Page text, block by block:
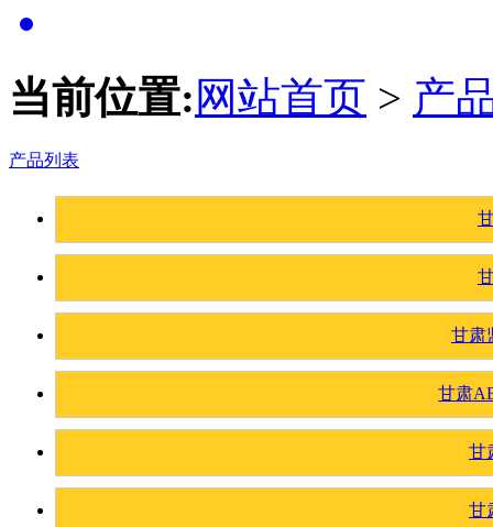
当前位置: 网站首页 > 产
产品列表
甘肃
甘肃
甘
甘